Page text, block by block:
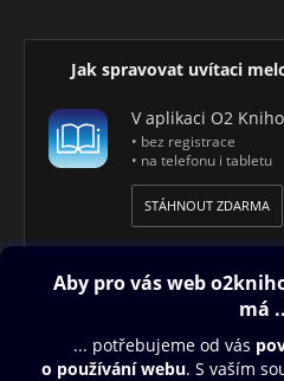
Jak spravovat uvítaci
V aplikaci O2
• bez registrace
• na telefonu i tabletu
STÁHNOUT ZDARMA
Obsah ke stažení